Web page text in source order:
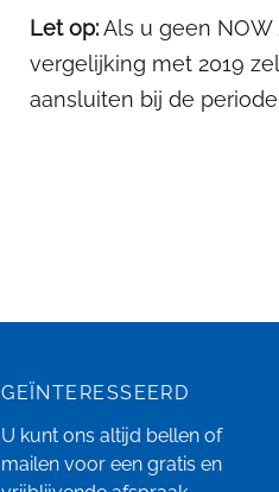
Let op:Als u geen
vergelijking met 2019
aansluiten bij de
GEÏNTERESSEERD
U kunt ons altijd bellen of
mailen voor een gratis en